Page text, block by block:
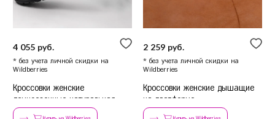
4 055 руб.
* без учета личной скидки на
Wildberries
Кроссовки женские
демисезонные натуральная
кожа на платформе
2 259 руб.
* без учета личной скидки на
Wildberries
Кроссовки женские дышащие
на платформе